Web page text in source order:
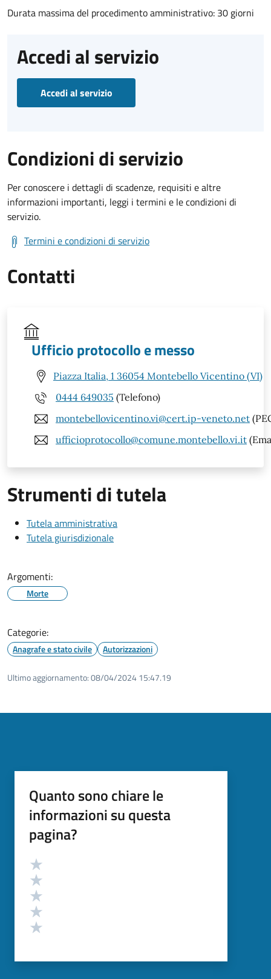
Durata massima del procedimento amministrativo: 30 giorni
Accedi al servizio
Accedi al servizio
Condizioni di servizio
Per conoscere i dettagli di scadenze, requisiti e altre
informazioni importanti, leggi i termini e le condizioni di
servizio.
Termini e condizioni di servizio
Contatti
Ufficio protocollo e messo
Piazza Italia, 1 36054 Montebello Vicentino (VI)
0444 649035 (Telefono)
montebellovicentino.vi@cert.ip-veneto.net
ufficioprotocollo@comune.montebello.vi.it
Strumenti di tutela
Tutela amministrativa
Tutela giurisdizionale
Argomenti:
Morte
Categorie:
Anagrafe e stato civile Autorizzazioni
Ultimo aggiornamento:08/04/2024 15:47.19
Quanto sono chiare le
informazioni su questa
pagina?
Valutazione